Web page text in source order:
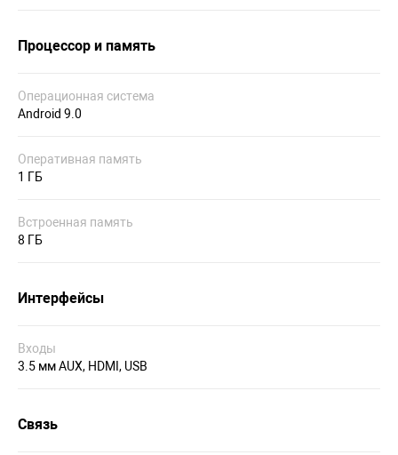
Процессор и память
Операционная система
Android 9.0
Оперативная память
1 ГБ
Встроенная память
8 ГБ
Интерфейсы
Входы
3.5 мм AUX, HDMI, USB
Связь